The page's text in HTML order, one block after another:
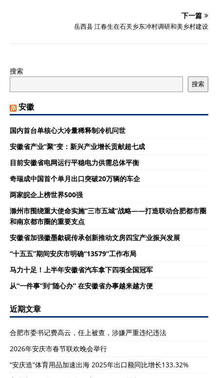
下一篇
岳西县 江春生在石关乡东冲村调研和美乡村建设
搜索
搜索
安徽
国内首台单核心大冷量稀释制冷机问世
安徽省产业“聚”变：新兴产业增长贡献超七成
目前安徽省电网运行平稳电力供需总体平衡
奇瑞成中国首个单月出口突破20万辆的车企
两家皖企上榜世界500强
滁州市围绕重大使命实施“三市五城”战略——打造联动合肥都市圈
和南京都市圈的重要支点
安徽省加强徽墨歙砚传承创新推动文房四宝产业振兴发展
“十五五”期间安庆市明确“13579”工作布局
马力十足！上半年安徽省汽车拿下四项全国冠军
从“一件事”到“随心办” 在安徽省办事越来越方便
近期文章
合肥市委书记费高云，任上被查，涉嫌严重违纪违法
2026年安庆市春节联欢晚会举行
“安庆造”体育用品加速出海 2025年出口额同比增长133.32%